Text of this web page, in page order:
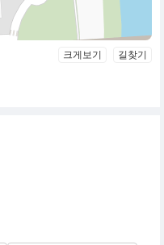
크게보기 길찾기